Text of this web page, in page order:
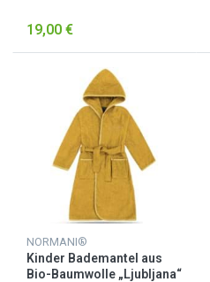
19,00 €
NORMANI®
Kinder Bademantel aus
Bio-Baumwolle „Ljubljana“